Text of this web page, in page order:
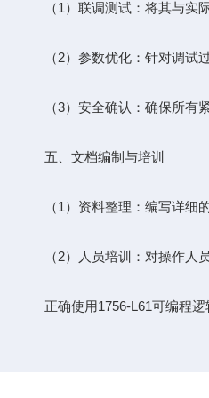
（1）联调测试：将其与实际
（2）参数优化：针对调试过
（3）安全确认：确保所有紧
五、文档编制与培训
（1）资料整理：编写详细的
（2）人员培训：对操作人员
正确使用1756-L61可编程逻